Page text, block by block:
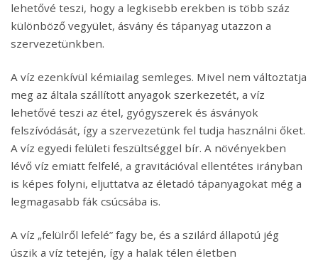
lehetővé teszi, hogy a legkisebb erekben is több száz
különböző vegyület, ásvány és tápanyag utazzon a
szervezetünkben.
A víz ezenkívül kémiailag semleges. Mivel nem változtatja
meg az általa szállított anyagok szerkezetét, a víz
lehetővé teszi az étel, gyógyszerek és ásványok
felszívódását, így a szervezetünk fel tudja használni őket.
A víz egyedi felületi feszültséggel bír. A növényekben
lévő víz emiatt felfelé, a gravitációval ellentétes irányban
is képes folyni, eljuttatva az életadó tápanyagokat még a
legmagasabb fák csúcsába is.
A víz „felülről lefelé” fagy be, és a szilárd állapotú jég
úszik a víz tetején, így a halak télen életben